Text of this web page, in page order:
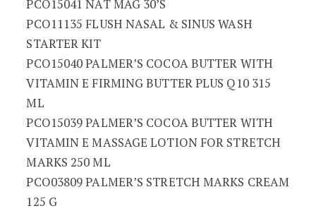
PCO15041 NAT MAG 30’S
PCO11135 FLUSH NASAL & SINUS WASH
STARTER KIT
PCO15040 PALMER’S COCOA BUTTER WITH
VITAMIN E FIRMING BUTTER PLUS Q10 315
ML
PCO15039 PALMER’S COCOA BUTTER WITH
VITAMIN E MASSAGE LOTION FOR STRETCH
MARKS 250 ML
PCO03809 PALMER’S STRETCH MARKS CREAM
125 G